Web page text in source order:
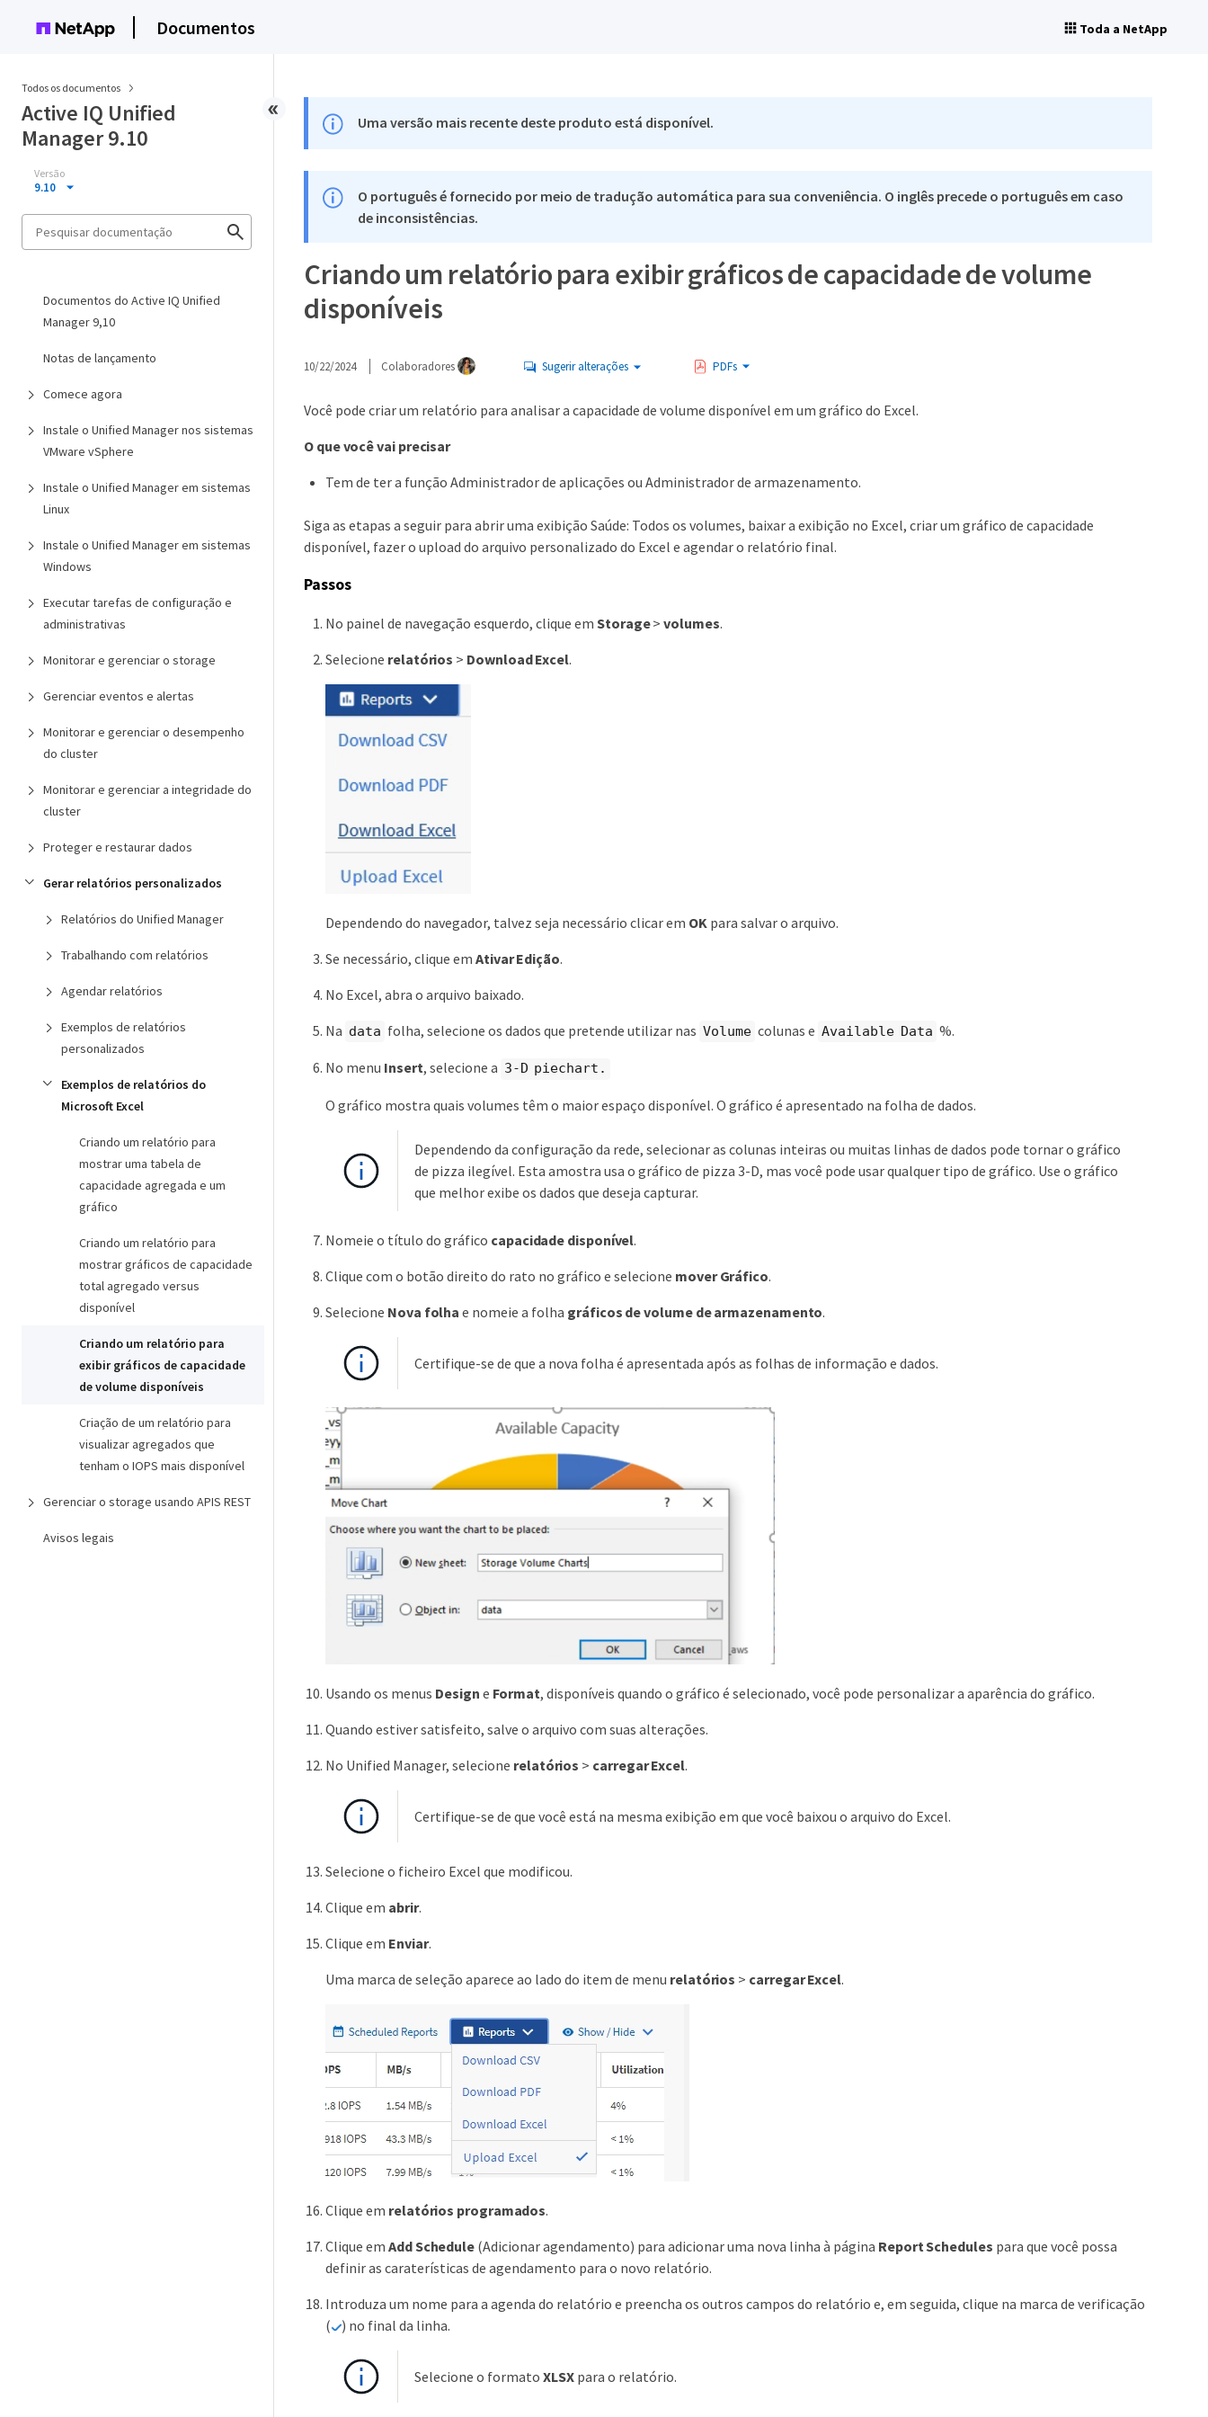
Documentos Toda a NetApp
Todos os documentos
Active IQ Unified
Manager 9.10
Versão
9.10
Documentos do Active IQ Unified
Manager 9,10
Notas de lançamento
Comece agora
Instale o Unified Manager nos sistemas
VMware vSphere
Instale o Unified Manager em sistemas
Linux
Instale o Unified Manager em sistemas
Windows
Executar tarefas de configuração e
administrativas
Monitorar e gerenciar o storage
Gerenciar eventos e alertas
Monitorar e gerenciar o desempenho
do cluster
Monitorar e gerenciar a integridade do
cluster
Proteger e restaurar dados
Gerar relatórios personalizados
Relatórios do Unified Manager
Trabalhando com relatórios
Agendar relatórios
Exemplos de relatórios
personalizados
Exemplos de relatórios do
Microsoft Excel
Criando um relatório para
mostrar uma tabela de
capacidade agregada e um
gráfico
Criando um relatório para
mostrar gráficos de capacidade
total agregado versus
disponível
Criando um relatório para
exibir gráficos de capacidade
de volume disponíveis
Criação de um relatório para
visualizar agregados que
tenham o IOPS mais disponível
Gerenciar o storage usando APIS REST
Avisos legais
Uma versão mais recente deste produto está disponível.
O português é fornecido por meio de tradução automática para sua conveniência. O inglês precede o português em caso
de inconsistências.
Criando um relatório para exibir gráficos de capacidade de volume
disponíveis
10/22/2024 Colaboradores Sugerir alterações PDFs
Você pode criar um relatório para analisar a capacidade de volume disponível em um gráfico do Excel.
O que você vai precisar
Tem de ter a função Administrador de aplicações ou Administrador de armazenamento.
Siga as etapas a seguir para abrir uma exibição Saúde: Todos os volumes, baixar a exibição no Excel, criar um gráfico de capacidade
disponível, fazer o upload do arquivo personalizado do Excel e agendar o relatório final.
Passos
No painel de navegação esquerdo, clique em Storage>volumes.
Selecione relatórios > Download Excel.
Dependendo do navegador, talvez seja necessário clicar em OK para salvar o arquivo.
Se necessário, clique em Ativar Edição.
No Excel, abra o arquivo baixado.
Na data folha, selecione os dados que pretende utilizar nas Volume colunas e Available Data %.
No menu Insert, selecione a 3-D piechart.
O gráfico mostra quais volumes têm o maior espaço disponível. O gráfico é apresentado na folha de dados.
Dependendo da configuração da rede, selecionar as colunas inteiras ou muitas linhas de dados pode tornar o gráfico
de pizza ilegível. Esta amostra usa o gráfico de pizza 3-D, mas você pode usar qualquer tipo de gráfico. Use o gráfico
que melhor exibe os dados que deseja capturar.
Nomeie o título do gráfico capacidade disponível.
Clique com o botão direito do rato no gráfico e selecione mover Gráfico.
Selecione Nova folha e nomeie a folha gráficos de volume de armazenamento.
Certifique-se de que a nova folha é apresentada após as folhas de informação e dados.
Usando os menus Design e Format, disponíveis quando o gráfico é selecionado, você pode personalizar a aparência do gráfico.
Quando estiver satisfeito, salve o arquivo com suas alterações.
No Unified Manager, selecione relatórios > carregar Excel.
Certifique-se de que você está na mesma exibição em que você baixou o arquivo do Excel.
Selecione o ficheiro Excel que modificou.
Clique em abrir.
Clique em Enviar.
Uma marca de seleção aparece ao lado do item de menu relatórios > carregar Excel.
Clique em relatórios programados.
Clique em Add Schedule (Adicionar agendamento) para adicionar uma nova linha à página Report Schedules para que você possa
definir as caraterísticas de agendamento para o novo relatório.
Introduza um nome para a agenda do relatório e preencha os outros campos do relatório e, em seguida, clique na marca de verificação
(
) no final da linha.
Selecione o formato XLSXpara o relatório.